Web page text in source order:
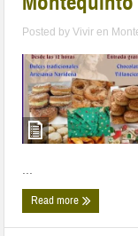
Posted byVivir en
...
Read more